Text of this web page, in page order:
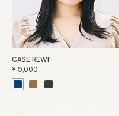
CASE REWF
¥9,000